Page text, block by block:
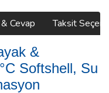
Cevap Taksit
&
Softshell, Su